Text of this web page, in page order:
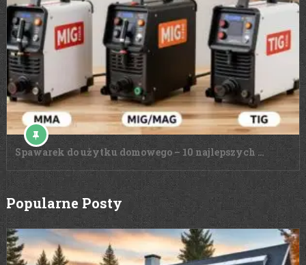
Spawarek do użytku domowego – 10 najlepszych …
Popularne Posty